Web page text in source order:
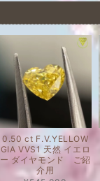
0.50 ct F.V.YELLOW
GIA VVS1 天然 イエロ
ー ダイヤモンド ご紹
介用